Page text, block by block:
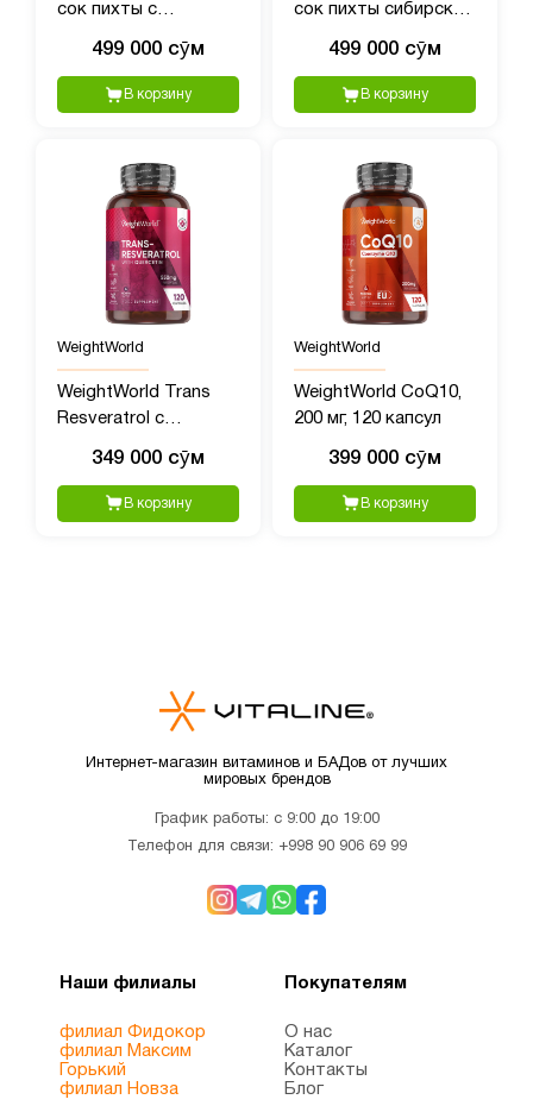
сок пихты с
499 000 сӯм
В корзину
сок пихты сибирской
499 000 сӯм
В корзину
WeightWorld
WeightWorld Trans
Resveratrol с
349 000 сӯм
В корзину
WeightWorld
WeightWorld CoQ10,
200 мг, 120 капсул
399 000 сӯм
В корзину
Интернет-магазин витаминов и БАДов от лучших
мировых брендов
График работы: с 9:00 до 19:00
Телефон для связи: +998 90 906 69 99
Наши филиалы
филиал Фидокор
филиал Максим
Горький
филиал Новза
Покупателям
О нас
Каталог
Контакты
Блог